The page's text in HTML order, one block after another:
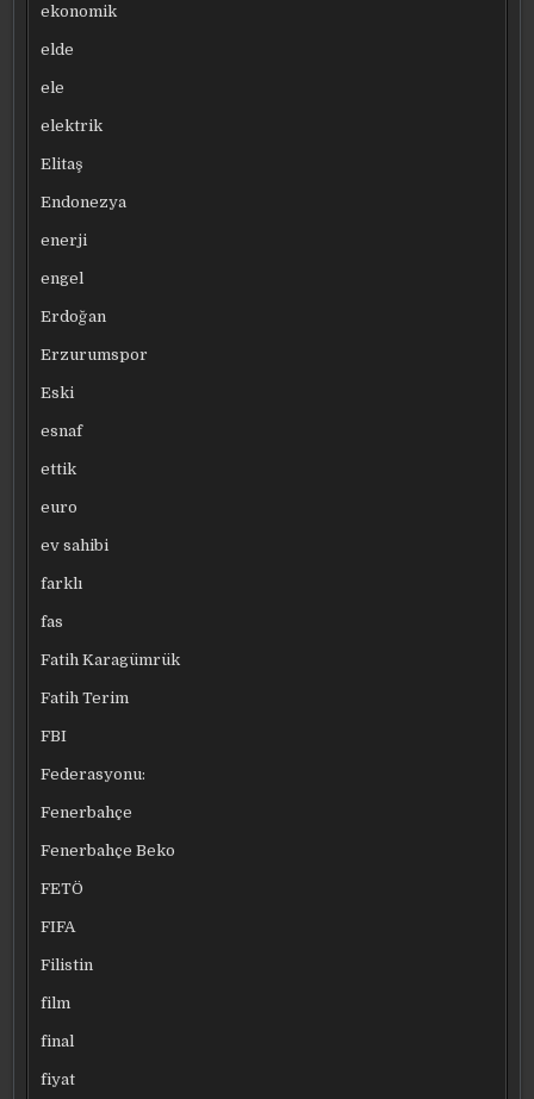
ekonomik
elde
ele
elektrik
Elitaş
Endonezya
enerji
engel
Erdoğan
Erzurumspor
Eski
esnaf
ettik
euro
ev sahibi
farklı
fas
Fatih Karagümrük
Fatih Terim
FBI
Federasyonu:
Fenerbahçe
Fenerbahçe Beko
FETÖ
FIFA
Filistin
film
final
fiyat